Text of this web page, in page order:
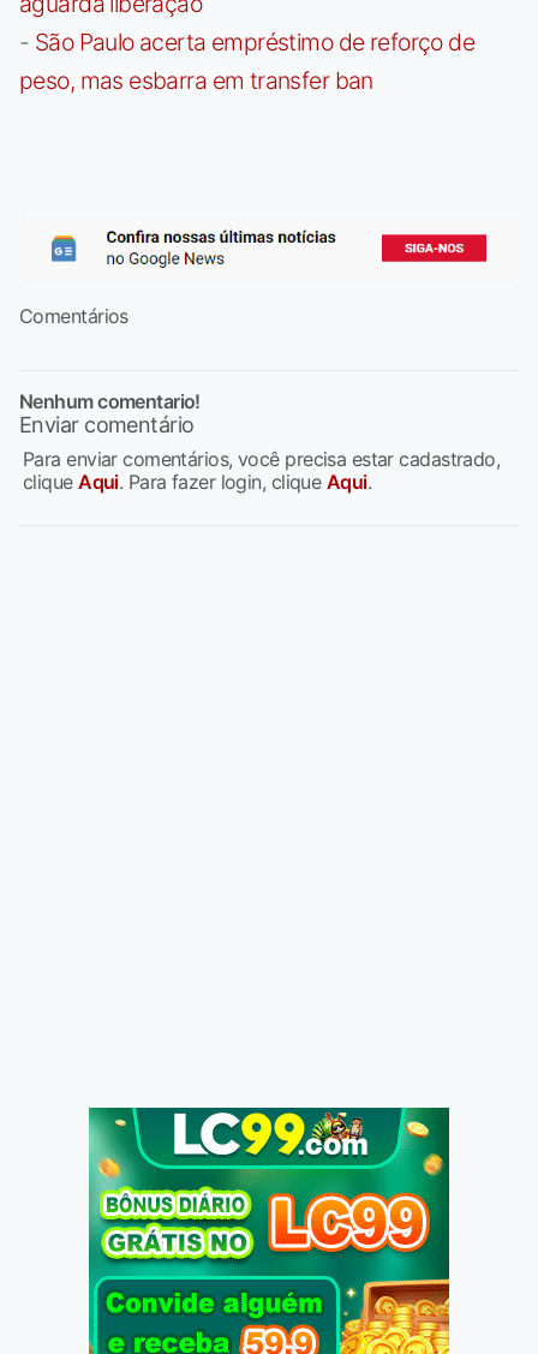
- São Paulo acerta empréstimo de reforço de
peso, mas esbarra em transfer ban
Comentários
Nenhum comentario!
Enviar comentário
Para enviar comentários, você precisa estar cadastrado,
cliqueAqui. Para fazer login, clique Aqui.